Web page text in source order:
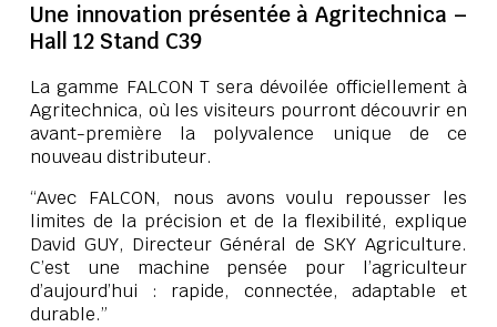
Une innovation présentée à Agritechnica –
Hall 12 Stand C39
La gamme FALCON T sera dévoilée officiellement à
Agritechnica, où les visiteurs pourront découvrir en
avant-première la polyvalence unique de ce
nouveau distributeur.
“Avec FALCON, nous avons voulu repousser les
limites de la précision et de la flexibilité, explique
David GUY, Directeur Général de SKY Agriculture.
C’est une machine pensée pour l’agriculteur
d’aujourd’hui : rapide, connectée, adaptable et
durable.”